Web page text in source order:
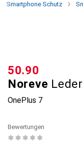
Smartphone Schutz
Noreve
OnePlus 7
CHF
50.90
Bewertungen